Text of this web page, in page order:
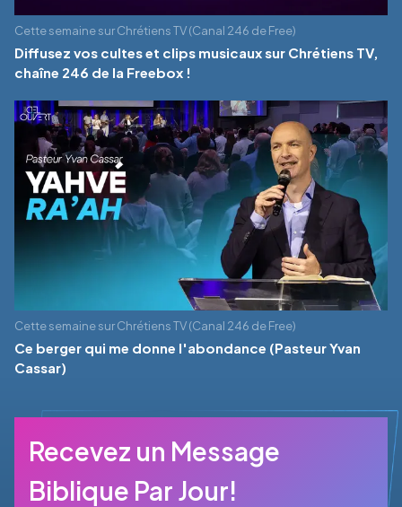
Cette semaine sur Chrétiens TV (Canal 246 de Free)
Diffusez vos cultes et clips musicaux sur Chrétiens TV,
chaîne 246 de la Freebox !
Cette semaine sur Chrétiens TV (Canal 246 de Free)
Ce berger qui me donne l'abondance (Pasteur Yvan
Cassar)
Recevez un Message
Biblique Par Jour!